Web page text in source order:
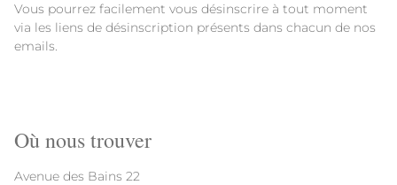
Vous pourrez facilement vous désinscrire à tout moment
via les liens de désinscription présents dans chacun de nos
emails.
Où nous trouver
Avenue des Bains 22